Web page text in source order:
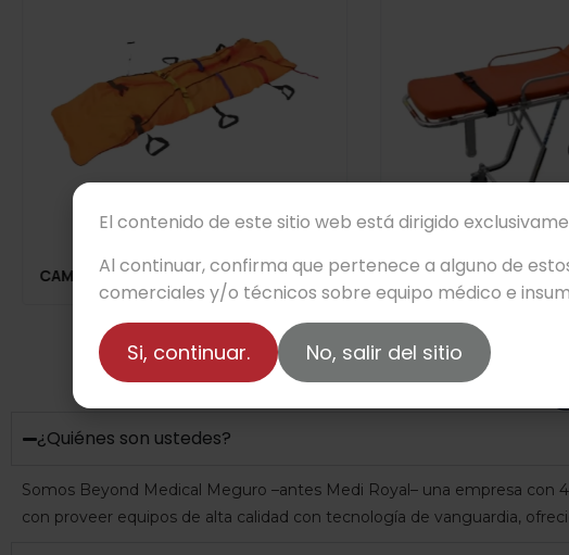
CAMILLA DE COLCHÓN AL VACÍO CAMILLA TD-010131D
¿Quiénes son ustedes?
Somos Beyond Medical Meguro –antes Medi Royal– una empresa
con proveer equipos de alta calidad con tecnología de vanguardia,
El contenido de este sitio web está dirigido
Al continuar, confirma que pertenece a alguno de
comerciales y/o técnicos sobre equipo médico e
Si, continuar. No, salir del sitio